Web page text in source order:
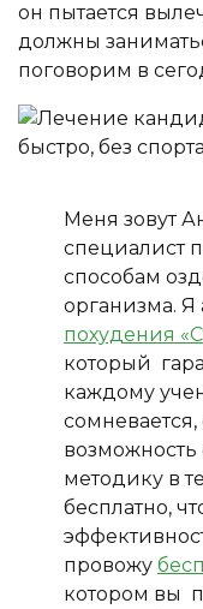
он пытается
должны
поговорим в
Меня зовут
специалист
способам
организма. Я
похудения
который
каждому
сомневается,
методику в
бесплатно,
провожу
котором вы